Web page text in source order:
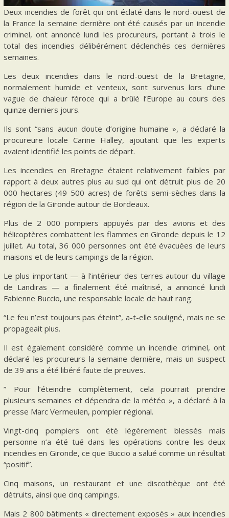
Deux incendies de forêt qui ont éclaté dans le nord-ouest de
la France la semaine dernière ont été causés par un incendie
criminel, ont annoncé lundi les procureurs, portant à trois le
total des incendies délibérément déclenchés ces dernières
semaines.
Les deux incendies dans le nord-ouest de la Bretagne,
normalement humide et venteux, sont survenus lors d’une
vague de chaleur féroce qui a brûlé l’Europe au cours des
quinze derniers jours.
Ils sont “sans aucun doute d’origine humaine », a déclaré la
procureure locale Carine Halley, ajoutant que les experts
avaient identifié les points de départ.
Les incendies en Bretagne étaient relativement faibles par
rapport à deux autres plus au sud qui ont détruit plus de 20
000 hectares (49 500 acres) de forêts semi-sèches dans la
région de la Gironde autour de Bordeaux.
Plus de 2 000 pompiers appuyés par des avions et des
hélicoptères combattent les flammes en Gironde depuis le 12
juillet. Au total, 36 000 personnes ont été évacuées de leurs
maisons et de leurs campings de la région.
Le plus important — à l’intérieur des terres autour du village
de Landiras — a finalement été maîtrisé, a annoncé lundi
Fabienne Buccio, une responsable locale de haut rang.
“Le feu n’est toujours pas éteint”, a-t-elle souligné, mais ne se
propageait plus.
Il est également considéré comme un incendie criminel, ont
déclaré les procureurs la semaine dernière, mais un suspect
de 39 ans a été libéré faute de preuves.
” Pour l’éteindre complètement, cela pourrait prendre
plusieurs semaines et dépendra de la météo », a déclaré à la
presse Marc Vermeulen, pompier régional.
Vingt-cinq pompiers ont été légèrement blessés mais
personne n’a été tué dans les opérations contre les deux
incendies en Gironde, ce que Buccio a salué comme un résultat
“positif”.
Cinq maisons, un restaurant et une discothèque ont été
détruits, ainsi que cinq campings.
Mais 2 800 bâtiments « directement exposés » aux incendies